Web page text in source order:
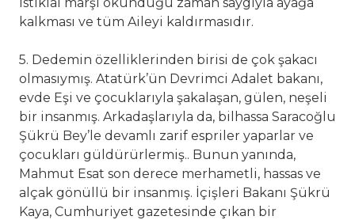
kalkması ve tüm Aileyi kaldırmasıdır.
5. Dedemin özelliklerinden birisi de çok şakacı
olmasıymış. Atatürk’ün Devrimci Adalet bakanı,
evde Eşi ve çocuklarıyla şakalaşan, gülen, neşeli
bir insanmış. Arkadaşlarıyla da, bilhassa Saracoğlu
Şükrü Bey’le devamlı zarif espriler yaparlar ve
çocukları güldürürlermiş.. Bunun yanında,
Mahmut Esat son derece merhametli, hassas ve
alçak gönüllü bir insanmış. İçişleri Bakanı Şükrü
Kaya, Cumhuriyet gazetesinde çıkan bir